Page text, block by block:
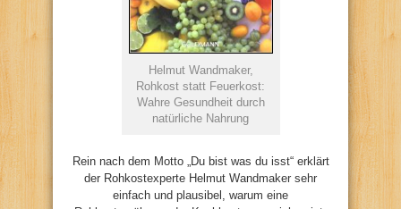
Helmut Wandmaker,
Rohkost statt Feuerkost:
Wahre Gesundheit durch
natürliche Nahrung
Rein nach dem Motto „Du bist was du isst“ erklärt
der Rohkostexperte Helmut Wandmaker sehr
einfach und plausibel, warum eine